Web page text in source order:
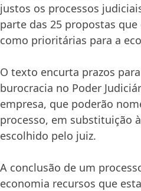
justos os processos
parte das 25 propostas
como prioritárias para a
O texto encurta prazos
burocracia no Poder
empresa, que poderão
processo, em substituição
escolhido pelo juiz.
A conclusão de um
economia recursos que